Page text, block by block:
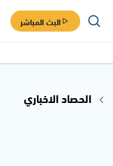
البث المباشر
الحصاد الاخباري